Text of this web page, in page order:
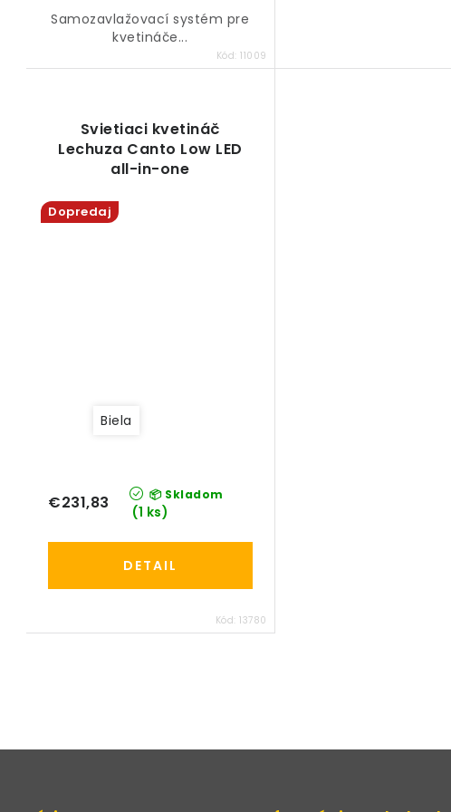
Samozavlažovací systém pre
kvetináče...
Kód:11009
Svietiaci kvetináč
Lechuza Canto Low LED
all-in-one
Dopredaj
Biela
📦 Skladom
(1 ks)
€231,83
DETAIL
Kód:13780